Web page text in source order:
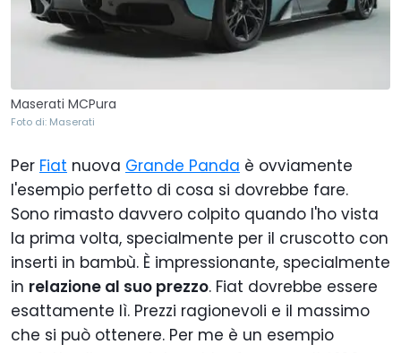
Maserati MCPura
Foto di: Maserati
Per Fiat nuova Grande Panda è ovviamente
l'esempio perfetto di cosa si dovrebbe fare.
Sono rimasto davvero colpito quando l'ho vista
la prima volta, specialmente per il cruscotto con
inserti in bambù. È impressionante, specialmente
in relazione al suo prezzo. Fiat dovrebbe essere
esattamente lì. Prezzi ragionevoli e il massimo
che si può ottenere. Per me è un esempio